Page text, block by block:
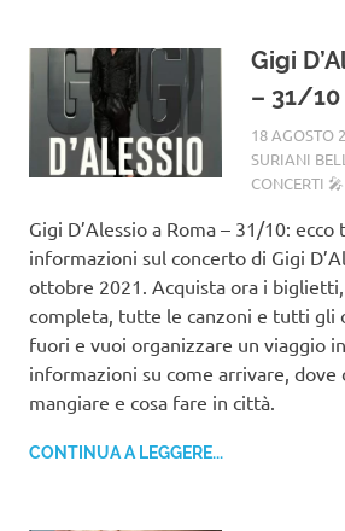
Gigi
– 31/10
18 AGOSTO
SURIANI
CONCERTI 🎤
Gigi D’Alessio a Roma – 31/10:
informazioni sul concerto di Gigi
ottobre 2021. Acquista ora i
completa, tutte le canzoni e tutti gli
fuori e vuoi organizzare un viaggio
informazioni su come arrivare, dove
mangiare e cosa fare in città.
CONTINUA A LEGGERE...